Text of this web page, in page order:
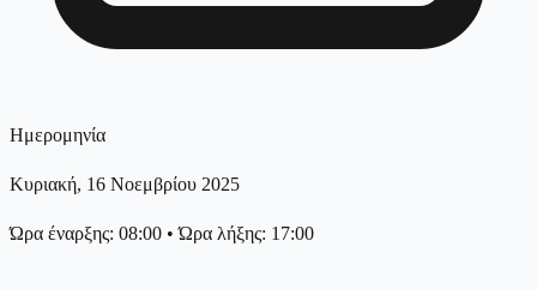
Ημερομηνία
Κυριακή, 16 Νοεμβρίου 2025
Ώρα έναρξης: 08:00 •Ώρα λήξης: 17:00